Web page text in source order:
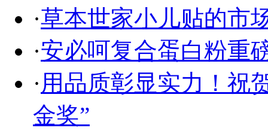
·草本世家小儿贴的市
·安必呵复合蛋白粉重
·用品质彰显实力！祝
金奖”